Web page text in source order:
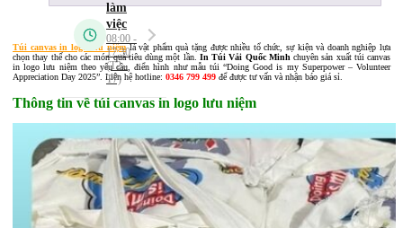
Túi canvas in logo lưu niệmlà vật phẩm quà tặng được nhiều tổ chức, sự kiện và doanh nghiệp lựa
chọn thay thế cho các món quà tiêu dùng một lần. In Túi Vải Quốc Minh chuyên sản xuất túi canvas
in logo lưu niệm theo yêu cầu, điển hình như mẫu túi “Doing Good is my Superpower – Volunteer
Appreciation Day 2025”. Liên hệ hotline: 0346 799 499 để được tư vấn và nhận báo giá sỉ.
Thông tin về túi canvas in logo lưu niệm